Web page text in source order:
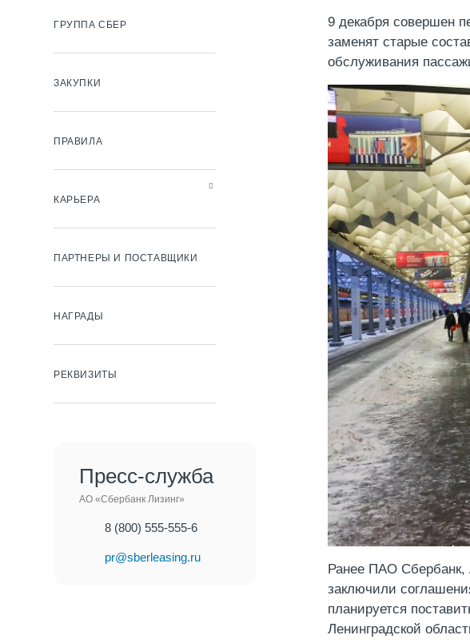
ГРУППА СБЕР
ЗАКУПКИ
ПРАВИЛА
КАРЬЕРА
ПАРТНЕРЫ И ПОСТАВЩИКИ
НАГРАДЫ
РЕКВИЗИТЫ
Пресс-служба
АО «Сбербанк Лизинг»
8 (800) 555-555-6
pr@sberleasing.ru
9 декабря совершен
заменят старые
обслуживания
Ранее ПАО Сбербанк,
заключили
планируется
Ленинградской